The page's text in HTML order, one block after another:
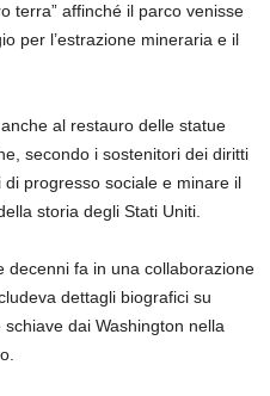
terra” affinché il parco venisse
per l’estrazione mineraria e il
al restauro delle statue
secondo i sostenitori dei diritti
progresso sociale e minare il
storia degli Stati Uniti.
decenni fa in una collaborazione
dettagli biografici su
dai Washington nella